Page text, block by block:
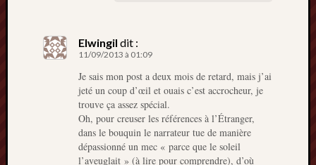
Elwingil dit :
11/09/2013 à 01:09
Je sais mon post a deux mois de retard, mais j’ai
jeté un coup d’œil et ouais c’est accrocheur, je
trouve ça assez spécial.
Oh, pour creuser les références à l’Étranger,
dans le bouquin le narrateur tue de manière
dépassionné un mec « parce que le soleil
l’aveuglait » (à lire pour comprendre), d’où